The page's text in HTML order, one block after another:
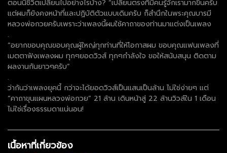
ตอนนี้ชีวิตเปลี่ยนไปอย่างไรบ้าง? “เปลี่ยนตรงที่มีคนรู้จักเรามากขึ้นครับ
แต่ผมก็ยังคงหน้าที่และปฏิบัติตัวแบบเดิมครับ ก็สำนึกในพระคุณบารมี
หลวงพ่อกวยครับเพราะว่าเพลงนี้ผมใช้คาถาของท่านมาแต่งเป็นเพลง
.
“อยากขอบคุณขอบคุณผู้ใหญ่ทุกท่านที่ให้โอกาสผม ขอบคุณแฟนเพลงที่
เมตตาฟังเพลงผม ทุกๆยอดวิวส์ ทุกๆกำลังใจ ขอให้สนับสนุน ติดตาม
ผลงานกันยาวๆครับ”
.
ว่ากันว่าเพลงยุคนี้ กว่าจะได้ยอดวิวส์เป็นแสนเป็นล้าน ไม่ใช่ง่ายๆ แต่
“คาถาขุนแผนหลวงพ่อกวย” 21 ล้าน เดินหน้าสู่ 22 ล้านวิวส์ใน 1 เดือน
ไม่ใช่เรื่องธรรมดาแน่นอน!
เนื้อหาที่เกี่ยวข้อง